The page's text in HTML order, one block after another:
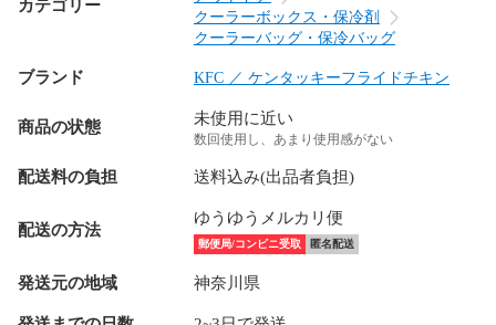
カテゴリー
クーラーボックス・保冷剤
クーラーバッグ・保冷バッグ
ブランド KFC ／ ケンタッキーフライドチキン
商品の状態 未使用に近い
数回使用し、あまり使用感がない
配送料の負担 送料込み(出品者負担)
配送の方法
ゆうゆうメルカリ便
郵便局/コンビニ受取 匿名配送
発送元の地域 神奈川県